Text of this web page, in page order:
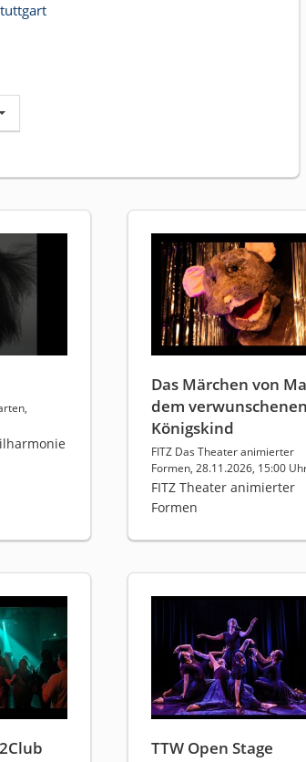
Das Märchen von
dem verwunschenen
Königskind
FITZ Das Theater animierter
Formen, 28.11.2026, 15:00
FITZ Theater animierter
Formen
TTW Open Stage